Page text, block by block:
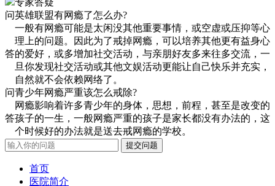
专家答疑
问英雄联盟有网瘾了怎么办?
答
一般有网瘾可能是太闲没其他重要事情，或空虚或压抑等心
理上的问题。因此为了戒掉网瘾，可以培养其他更有益身心
的爱好，或多增加社交活动，与亲朋好友多来往多交流，一
旦你发现社交活动或其他文娱活动更能让自己快乐并充实，
自然就不会依赖网络了。
问青少年网瘾严重该怎么戒除?
答
网瘾影响着许多青少年的身体，思想，前程，甚至是改变的
孩子的一生，一般网瘾严重的孩子是家长都没有办法的，这
个时候好的办法就是送去戒网瘾的学校。
首页
医院简介